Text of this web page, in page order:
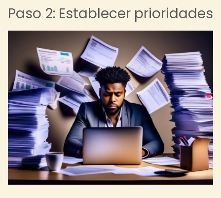
Paso 2: Establecer prioridades